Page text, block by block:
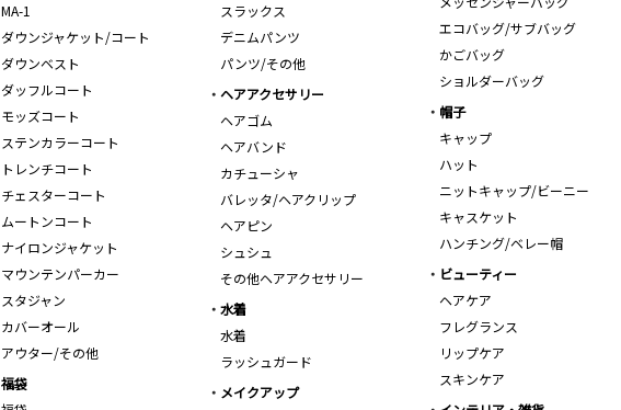
MA-1
ダウンジャケット/コート
ダウンベスト
ダッフルコート
モッズコート
ステンカラーコート
トレンチコート
チェスターコート
ムートンコート
ナイロンジャケット
マウンテンパーカー
スタジャン
カバーオール
アウター/その他
スラックス
デニムパンツ
パンツ/その他
エコバッグ/サブバッグ
かごバッグ
ショルダーバッグ
ヘアアクセサリー
ヘアゴム
ヘアバンド
カチューシャ
バレッタ/ヘアクリップ
ヘアピン
シュシュ
その他ヘアアクセサリー
帽子
キャップ
ハット
ニットキャップ/ビーニー
キャスケット
ハンチング/ベレー帽
ビューティー
ヘアケア
フレグランス
リップケア
スキンケア
水着
水着
ラッシュガード
福袋
メイクアップ